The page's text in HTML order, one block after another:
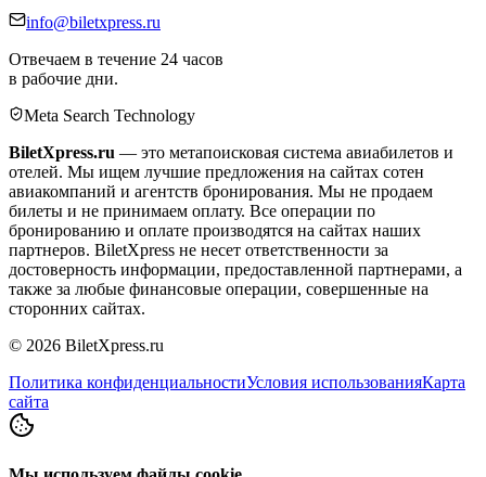
info@biletxpress.ru
Отвечаем в течение 24 часов
в рабочие дни.
Meta Search Technology
BiletXpress.ru — это метапоисковая система авиабилетов и
отелей. Мы ищем лучшие предложения на сайтах сотен
авиакомпаний и агентств бронирования. Мы не продаем
билеты и не принимаем оплату. Все операции по
бронированию и оплате производятся на сайтах наших
партнеров. BiletXpress не несет ответственности за
достоверность информации, предоставленной партнерами, а
также за любые финансовые операции, совершенные на
сторонних сайтах.
© 2026 BiletXpress.ru
Политика конфиденциальностиУсловия использованияКарта
сайта